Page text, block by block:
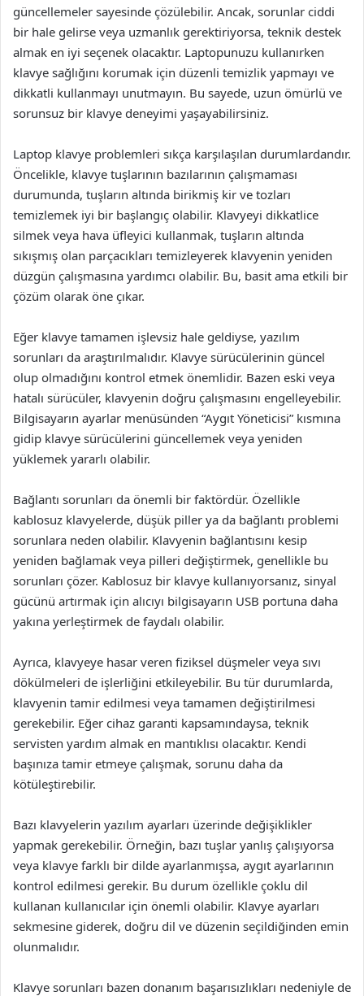
güncellemeler sayesinde çözülebilir. Ancak, sorunlar ciddi
bir hale gelirse veya uzmanlık gerektiriyorsa, teknik destek
almak en iyi seçenek olacaktır. Laptopunuzu kullanırken
klavye sağlığını korumak için düzenli temizlik yapmayı ve
dikkatli kullanmayı unutmayın. Bu sayede, uzun ömürlü ve
sorunsuz bir klavye deneyimi yaşayabilirsiniz.
Laptop klavye problemleri sıkça karşılaşılan durumlardandır.
Öncelikle, klavye tuşlarının bazılarının çalışmaması
durumunda, tuşların altında birikmiş kir ve tozları
temizlemek iyi bir başlangıç olabilir. Klavyeyi dikkatlice
silmek veya hava üfleyici kullanmak, tuşların altında
sıkışmış olan parçacıkları temizleyerek klavyenin yeniden
düzgün çalışmasına yardımcı olabilir. Bu, basit ama etkili bir
çözüm olarak öne çıkar.
Eğer klavye tamamen işlevsiz hale geldiyse, yazılım
sorunları da araştırılmalıdır. Klavye sürücülerinin güncel
olup olmadığını kontrol etmek önemlidir. Bazen eski veya
hatalı sürücüler, klavyenin doğru çalışmasını engelleyebilir.
Bilgisayarın ayarlar menüsünden “Aygıt Yöneticisi” kısmına
gidip klavye sürücülerini güncellemek veya yeniden
yüklemek yararlı olabilir.
Bağlantı sorunları da önemli bir faktördür. Özellikle
kablosuz klavyelerde, düşük piller ya da bağlantı problemi
sorunlara neden olabilir. Klavyenin bağlantısını kesip
yeniden bağlamak veya pilleri değiştirmek, genellikle bu
sorunları çözer. Kablosuz bir klavye kullanıyorsanız, sinyal
gücünü artırmak için alıcıyı bilgisayarın USB portuna daha
yakına yerleştirmek de faydalı olabilir.
Ayrıca, klavyeye hasar veren fiziksel düşmeler veya sıvı
dökülmeleri de işlerliğini etkileyebilir. Bu tür durumlarda,
klavyenin tamir edilmesi veya tamamen değiştirilmesi
gerekebilir. Eğer cihaz garanti kapsamındaysa, teknik
servisten yardım almak en mantıklısı olacaktır. Kendi
başınıza tamir etmeye çalışmak, sorunu daha da
kötüleştirebilir.
Bazı klavyelerin yazılım ayarları üzerinde değişiklikler
yapmak gerekebilir. Örneğin, bazı tuşlar yanlış çalışıyorsa
veya klavye farklı bir dilde ayarlanmışsa, aygıt ayarlarının
kontrol edilmesi gerekir. Bu durum özellikle çoklu dil
kullanan kullanıcılar için önemli olabilir. Klavye ayarları
sekmesine giderek, doğru dil ve düzenin seçildiğinden emin
olunmalıdır.
Klavye sorunları bazen donanım başarısızlıkları nedeniyle de